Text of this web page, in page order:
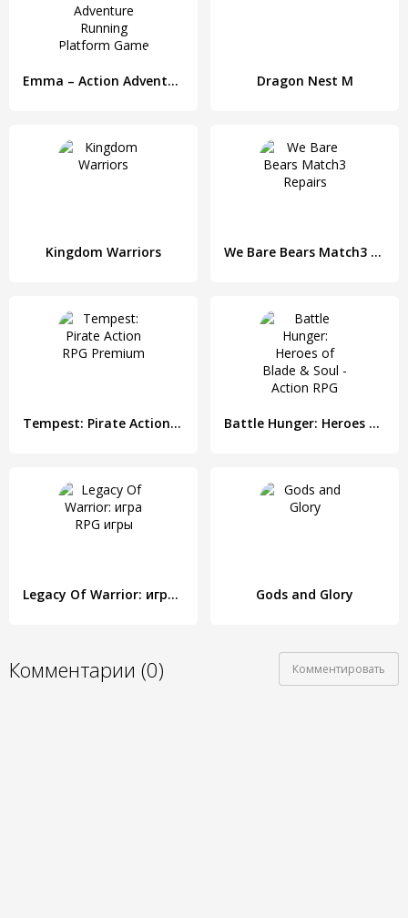
Emma – Action Adventure Running Platform Game Dragon Nest M
Kingdom Warriors We Bare Bears Match3 Repairs
Tempest: Pirate Action RPG Premium Battle Hunger: Heroes of Blade & Soul - Action RPG
Legacy Of Warrior: игра RPG игры Gods and Glory
Комментарии (0) Комментировать